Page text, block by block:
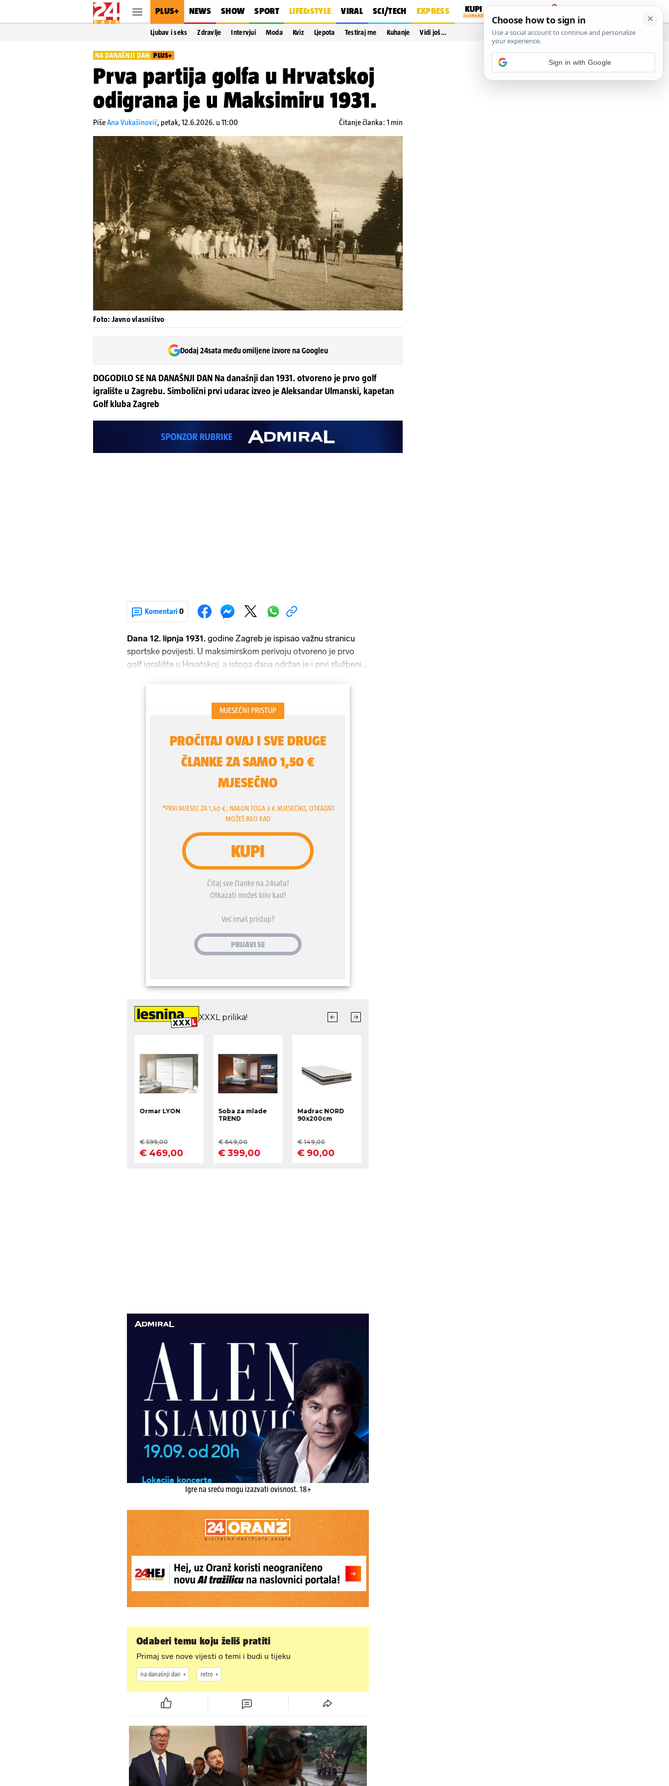
PLUS+ NEWS SHOW SPORT LIFE&STYLE VIRAL SCI/TECH EXPRESS
PRIJAVA
Ljubav i seks Zdravlje Intervjui Moda Kviz Ljepota Testiraj me Kuhanje Vidi još…
NA DANAŠNJI DAN PLUS+
Prva partija golfa u Hrvatskoj
odigrana je u Maksimiru 1931.
PišeAna Vukašinović, petak, 12.6.2026. u 11:00 Čitanje članka: 1 min
Foto: Javno vlasništvo
Dodaj 24sata među omiljene izvore na Googleu
DOGODILO SE NA DANAŠNJI DAN Na današnji dan 1931. otvoreno je prvo golf
igralište u Zagrebu. Simbolični prvi udarac izveo je Aleksandar Ulmanski, kapetan
Golf kluba Zagreb
Komentari 0
Dana 12. lipnja 1931. godine Zagreb je ispisao važnu stranicu
sportske povijesti. U maksimirskom perivoju otvoreno je prvo
golf igralište u Hrvatskoj, a istoga dana održan je i prvi službeni
četiri godine ranije, 1927.
Igre na sreću mogu izazvati ovisnost. 18+
Odaberi temu koju želiš pratiti
Primaj sve nove vijesti o temi i budi u tijeku
na današnji dan retro
Sign in with Google